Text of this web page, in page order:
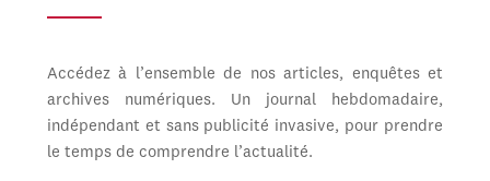
Accédez à l’ensemble de nos articles, enquêtes et
archives numériques. Un journal hebdomadaire,
indépendant et sans publicité invasive, pour prendre
le temps de comprendre l’actualité.